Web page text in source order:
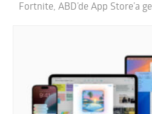
Fortnite, ABD’de App Store’a